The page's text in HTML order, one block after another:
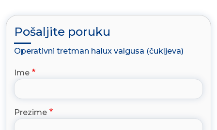
Pošaljite poruku
Operativni tretman halux valgusa (čukljeva)
Ime
Prezime